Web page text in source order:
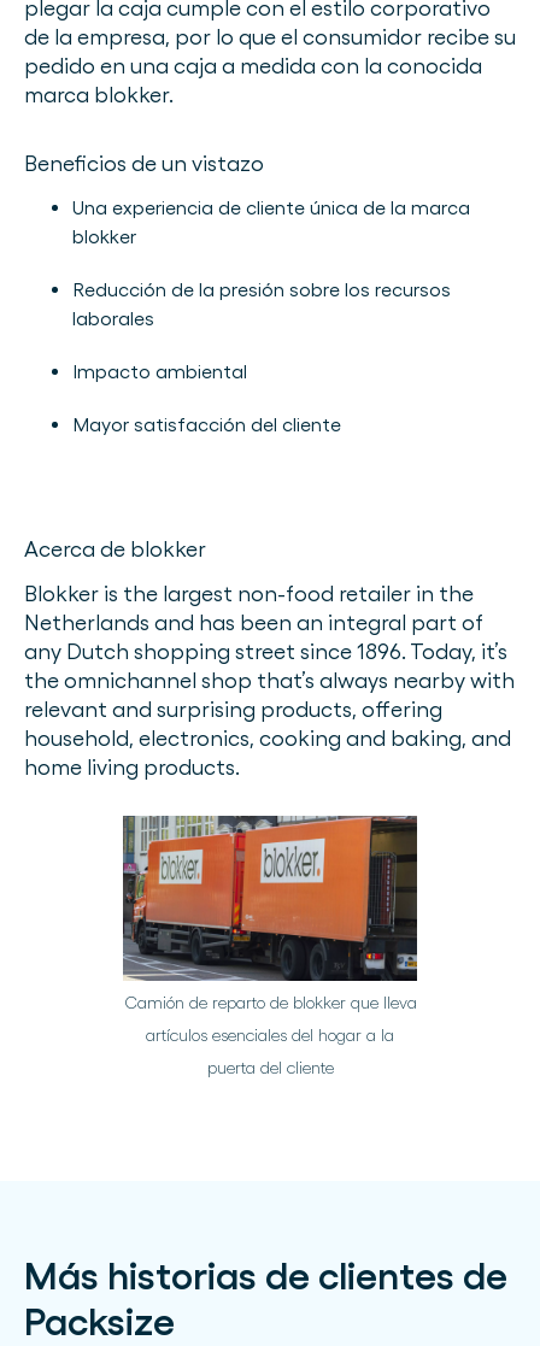
plegar la caja cumple con el estilo corporativo
de la empresa, por lo que el consumidor recibe su
pedido en una caja a medida con la conocida
marca blokker.
Beneficios de un vistazo
Una experiencia de cliente única de la marca
blokker
Reducción de la presión sobre los recursos
laborales
Impacto ambiental
Mayor satisfacción del cliente
Acerca de blokker
Blokker is the largest non-food retailer in the
Netherlands and has been an integral part of
any Dutch shopping street since 1896. Today, it’s
the omnichannel shop that’s always nearby with
relevant and surprising products, offering
household, electronics, cooking and baking, and
home living products.
Camión de reparto de blokker que lleva
artículos esenciales del hogar a la
puerta del cliente
Más historias de clientes de
Packsize